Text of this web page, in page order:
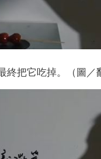
把它吃掉。（圖／